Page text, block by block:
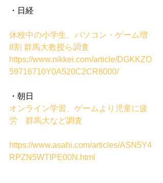
・日経
休校中の小学生、パソコン・ゲーム増
8割 群馬大教授ら調査
https://www.nikkei.com/article/DGKKZO
59716710Y0A520C2CR8000/
・朝日
オンライン学習、ゲームより児童に疲
労　群馬大など調査
https://www.asahi.com/articles/ASN5Y4
RPZN5WTIPE00N.html